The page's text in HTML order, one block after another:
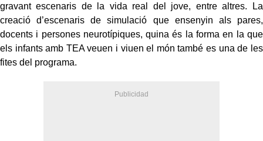
gravant escenaris de la vida real del jove, entre altres. La
creació d’escenaris de simulació que ensenyin als pares,
docents i persones neurotípiques, quina és la forma en la que
els infants amb TEA veuen i viuen el món també es una de les
fites del programa.